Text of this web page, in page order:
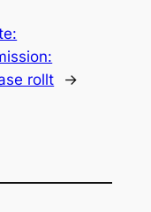
rollt
→